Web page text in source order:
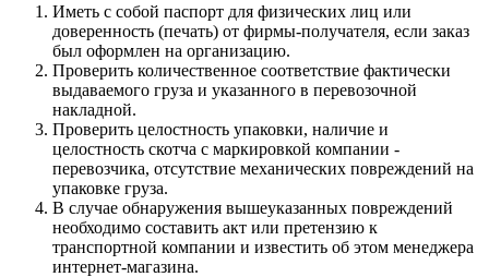
Иметь с собой паспорт для физических лиц или
доверенность (печать) от фирмы-получателя, если заказ
был оформлен на организацию.
Проверить количественное соответствие фактически
выдаваемого груза и указанного в перевозочной
накладной.
Проверить целостность упаковки, наличие и
целостность скотча с маркировкой компании -
перевозчика, отсутствие механических повреждений на
упаковке груза.
В случае обнаружения вышеуказанных повреждений
необходимо составить акт или претензию к
транспортной компании и известить об этом менеджера
интернет-магазина.